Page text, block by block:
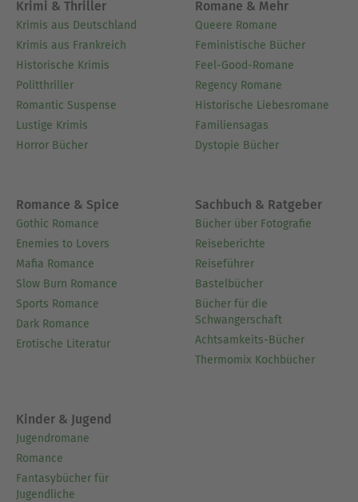
Krimi & Thriller
Krimis aus Deutschland
Krimis aus Frankreich
Historische Krimis
Politthriller
Romantic Suspense
Lustige Krimis
Horror Bücher
Romane & Mehr
Queere Romane
Feministische Bücher
Feel-Good-Romane
Regency Romane
Historische Liebesromane
Familiensagas
Dystopie Bücher
Romance & Spice
Gothic Romance
Enemies to Lovers
Mafia Romance
Slow Burn Romance
Sports Romance
Dark Romance
Erotische Literatur
Sachbuch & Ratgeber
Bücher über Fotografie
Reiseberichte
Reiseführer
Bastelbücher
Bücher für die
Schwangerschaft
Achtsamkeits-Bücher
Thermomix Kochbücher
Kinder & Jugend
Jugendromane
Romance
Fantasybücher für
Jugendliche